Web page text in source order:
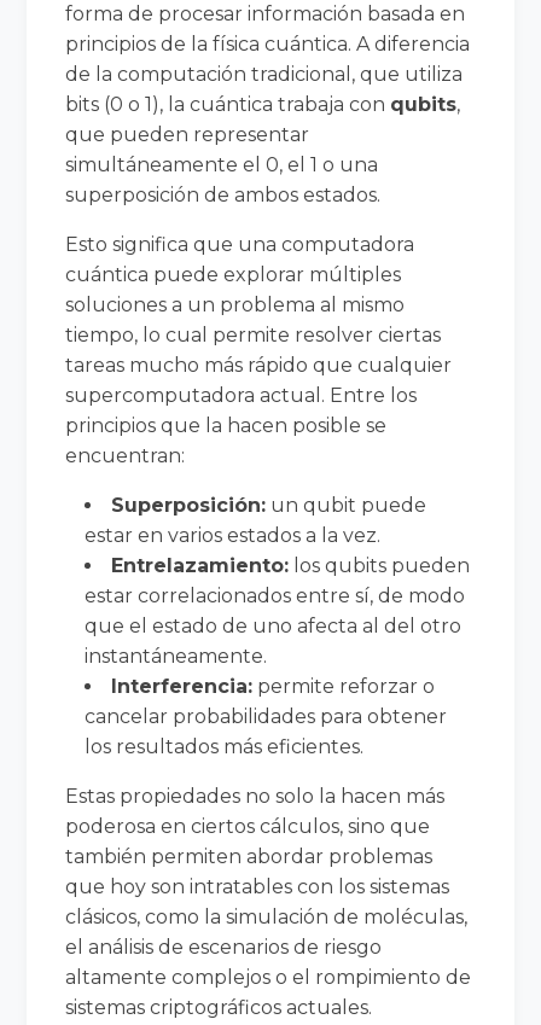
forma de procesar información basada en
principios de la física cuántica. A diferencia
de la computación tradicional, que utiliza
bits (0 o 1), la cuántica trabaja con qubits,
que pueden representar
simultáneamente el 0, el 1 o una
superposición de ambos estados.
Esto significa que una computadora
cuántica puede explorar múltiples
soluciones a un problema al mismo
tiempo, lo cual permite resolver ciertas
tareas mucho más rápido que cualquier
supercomputadora actual. Entre los
principios que la hacen posible se
encuentran:
Superposición: un qubit puede
estar en varios estados a la vez.
Entrelazamiento: los qubits pueden
estar correlacionados entre sí, de modo
que el estado de uno afecta al del otro
instantáneamente.
Interferencia: permite reforzar o
cancelar probabilidades para obtener
los resultados más eficientes.
Estas propiedades no solo la hacen más
poderosa en ciertos cálculos, sino que
también permiten abordar problemas
que hoy son intratables con los sistemas
clásicos, como la simulación de moléculas,
el análisis de escenarios de riesgo
altamente complejos o el rompimiento de
sistemas criptográficos actuales.